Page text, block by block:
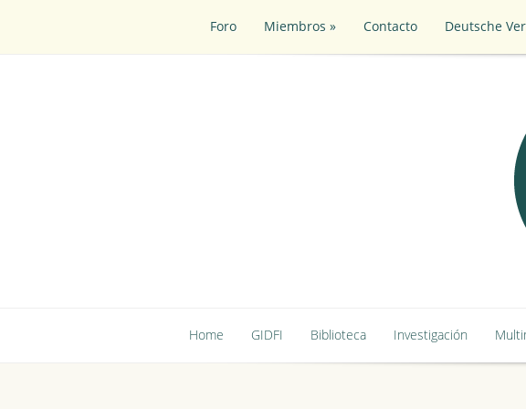
Foro Miembros » Contacto Deutsche
Home GIDFI Biblioteca Investigación